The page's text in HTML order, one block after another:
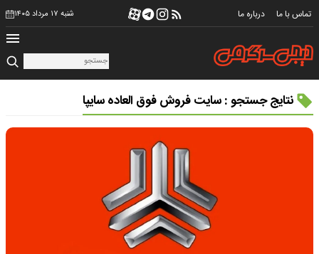
تماس با ما درباره ما شنبه ۱۷ مرداد ۱۴۰۵
نتایج جستجو : سایت فروش فوق العاده سایپا